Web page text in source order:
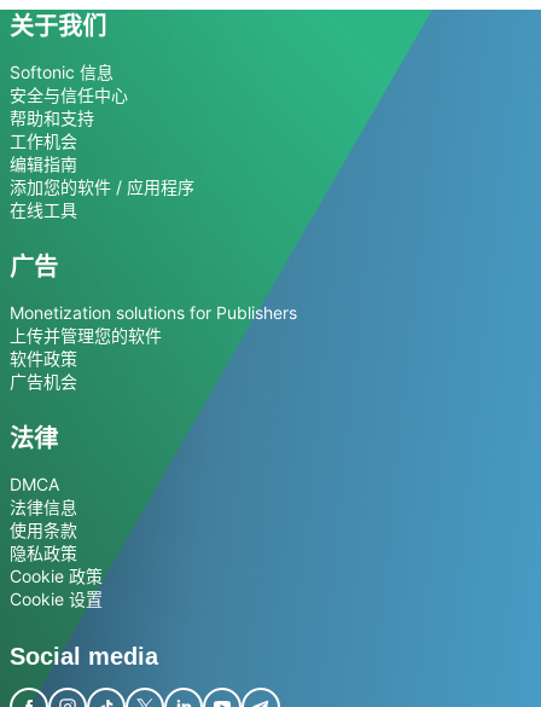
关于我们
Softonic 信息
安全与信任中心
帮助和支持
工作机会
编辑指南
添加您的软件 / 应用程序
在线工具
广告
Monetization solutions for Publishers
上传并管理您的软件
软件政策
广告机会
法律
DMCA
法律信息
使用条款
隐私政策
Cookie 政策
Cookie 设置
Social media